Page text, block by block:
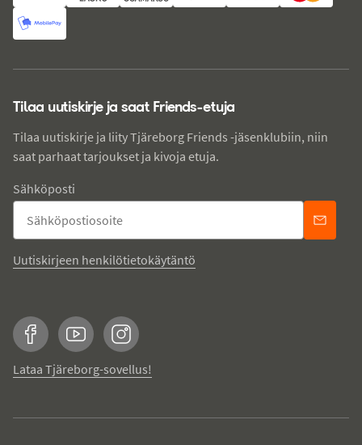
Tilaa uutiskirje ja saat Friends-etuja
Tilaa uutiskirje ja liity Tjäreborg Friends -jäsenklubiin, niin
saat parhaat tarjoukset ja kivoja etuja.
Sähköposti
Uutiskirjeen henkilötietokäytäntö
FacebookYouTubeInstagram
Lataa Tjäreborg-sovellus!